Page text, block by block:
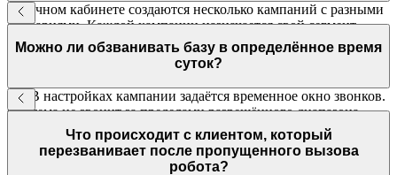
В личном кабинете создаются несколько кампаний с разными
сценариями. Каждой кампании назначается свой сегмент
базы. Запуск — одновременно или по расписанию.
Можно ли обзванивать базу в определённое время
суток?
Да. В настройках кампании задаётся временное окно звонков.
Система не звонит за пределами разрешённого диапазона —
например, только с 10:00 до 20:00 в будние дни.
Что происходит с клиентом, который
перезванивает после пропущенного вызова
робота?